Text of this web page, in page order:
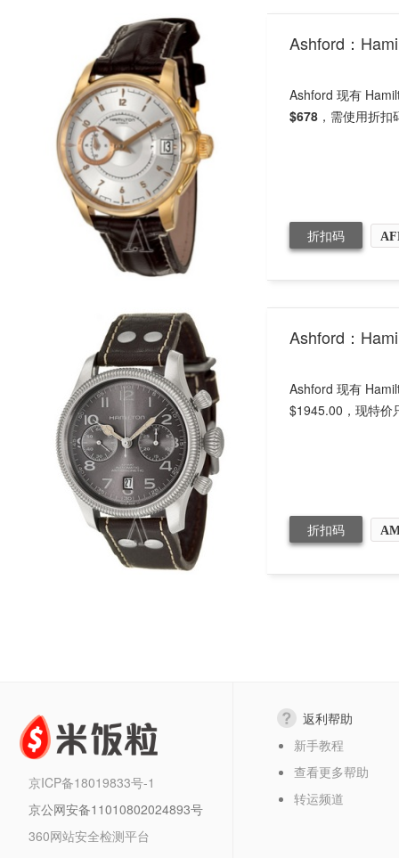
Ashford：
Ashford 现有
$678 ，需使用折
折扣码
Ashford：
Ashford 现有
$1945.00，现特价
折扣码
京ICP备18019833号-1
京公网安备11010802024893号
360网站安全检测平台
返利帮助
新手教程
查看更多帮助
转运频道